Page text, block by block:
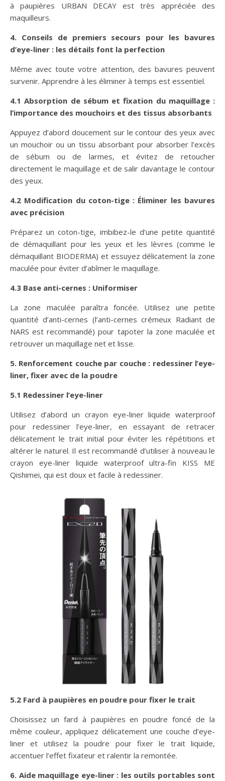
à paupières URBAN DECAY est très appréciée des
maquilleurs.
4. Conseils de premiers secours pour les bavures
d’eye-liner : les détails font la perfection
Même avec toute votre attention, des bavures peuvent
survenir. Apprendre à les éliminer à temps est essentiel.
4.1 Absorption de sébum et fixation du maquillage :
l’importance des mouchoirs et des tissus absorbants
Appuyez d’abord doucement sur le contour des yeux avec
un mouchoir ou un tissu absorbant pour absorber l’excès
de sébum ou de larmes, et évitez de retoucher
directement le maquillage et de salir davantage le contour
des yeux.
4.2 Modification du coton-tige : Éliminer les bavures
avec précision
Préparez un coton-tige, imbibez-le d’une petite quantité
de démaquillant pour les yeux et les lèvres (comme le
démaquillant BIODERMA) et essuyez délicatement la zone
maculée pour éviter d’abîmer le maquillage.
4.3 Base anti-cernes : Uniformiser
La zone maculée paraîtra foncée. Utilisez une petite
quantité d’anti-cernes (l’anti-cernes crémeux Radiant de
NARS est recommandé) pour tapoter la zone maculée et
retrouver un maquillage net et lisse.
5. Renforcement couche par couche : redessiner l’eye-
liner, fixer avec de la poudre
5.1 Redessiner l’eye-liner
Utilisez d’abord un crayon eye-liner liquide waterproof
pour redessiner l’eye-liner, en essayant de retracer
délicatement le trait initial pour éviter les répétitions et
altérer le naturel. Il est recommandé d’utiliser à nouveau le
crayon eye-liner liquide waterproof ultra-fin KISS ME
Qishimei, qui est doux et facile à redessiner.
5.2 Fard à paupières en poudre pour fixer le trait
Choisissez un fard à paupières en poudre foncé de la
même couleur, appliquez délicatement une couche d’eye-
liner et utilisez la poudre pour fixer le trait liquide,
accentuer l’effet fixateur et ralentir la remontée.
6. Aide maquillage eye-liner : les outils portables sont